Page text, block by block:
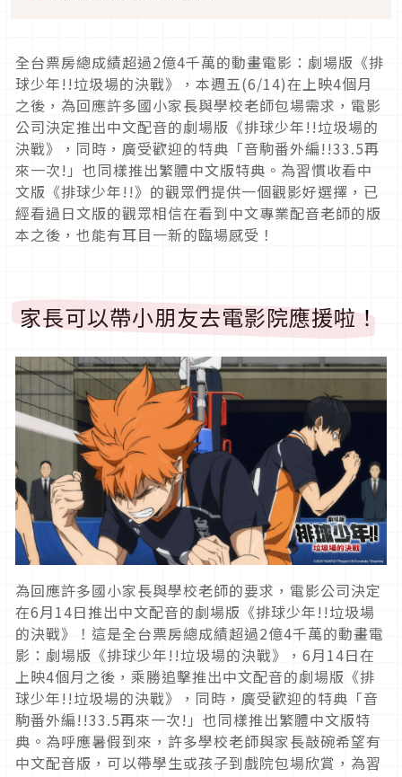
全台票房總成績超過2億4千萬的動畫電影：劇場版《排
球少年!!垃圾場的決戰》，本週五(6/14)在上映4個月
之後， 為回應許多國小家長與學校老師包場需求， 電影
公司決定推出中文配音的劇場版《排球少年!!垃圾場的
決戰》
，同時，廣受歡迎的特典「音駒番外編!!33.5再
來一次! 」 也同樣推出繁體中文版特典。為習慣收看中
文版《排球少年!!》 的觀眾們提供一個觀影好選擇， 已
經看過日文版的觀眾相信在看到中文專業配音老師的版
本之後， 也能有耳目一新的臨場感受！
家長可以帶小朋友去電影院應援啦！
為回應許多國小家長與學校老師的要求，電影公司決定
在6月14日推出中文配音的劇場版《排球少年!!垃圾場
的決戰》！ 這是全台票房總成績超過2億4千萬的動畫電
影：劇場版《排球少年!!垃圾場的決戰》， 6月14日在
上映4個月之後， 乘勝追擊推出中文配音的劇場版《排
球少年!!垃圾場的決戰》， 同時，廣受歡迎的特典「音
駒番外編!!33.5再來一次! 」 也同樣推出繁體中文版特
典。為呼應暑假到來， 許多學校老師與家長敲碗希望有
中文配音版， 可以帶學生或孩子到戲院包場欣賞，為習